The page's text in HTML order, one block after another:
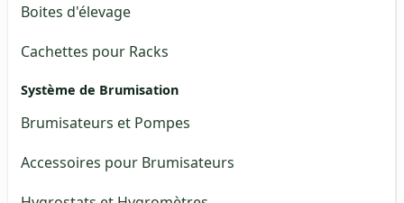
Boites d'élevage
Cachettes pour Racks
Système de Brumisation
Brumisateurs et Pompes
Accessoires pour Brumisateurs